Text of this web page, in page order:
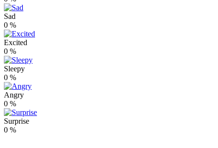
Sad
0 %
Excited
0 %
Sleepy
0 %
Angry
0 %
Surprise
0 %